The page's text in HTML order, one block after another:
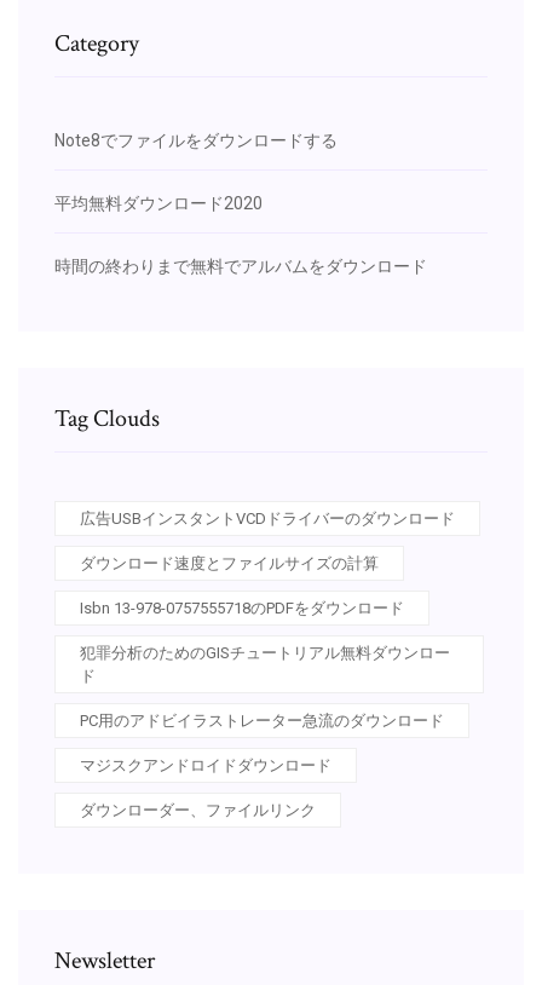
Category
Note8でファイルをダウンロードする
平均無料ダウンロード2020
時間の終わりまで無料でアルバムをダウンロード
Tag Clouds
広告USBインスタントVCDドライバーのダウンロード
ダウンロード速度とファイルサイズの計算
Isbn 13-978-0757555718のPDFをダウンロード
犯罪分析のためのGISチュートリアル無料ダウンロー
ド
PC用のアドビイラストレーター急流のダウンロード
マジスクアンドロイドダウンロード
ダウンローダー、ファイルリンク
Newsletter